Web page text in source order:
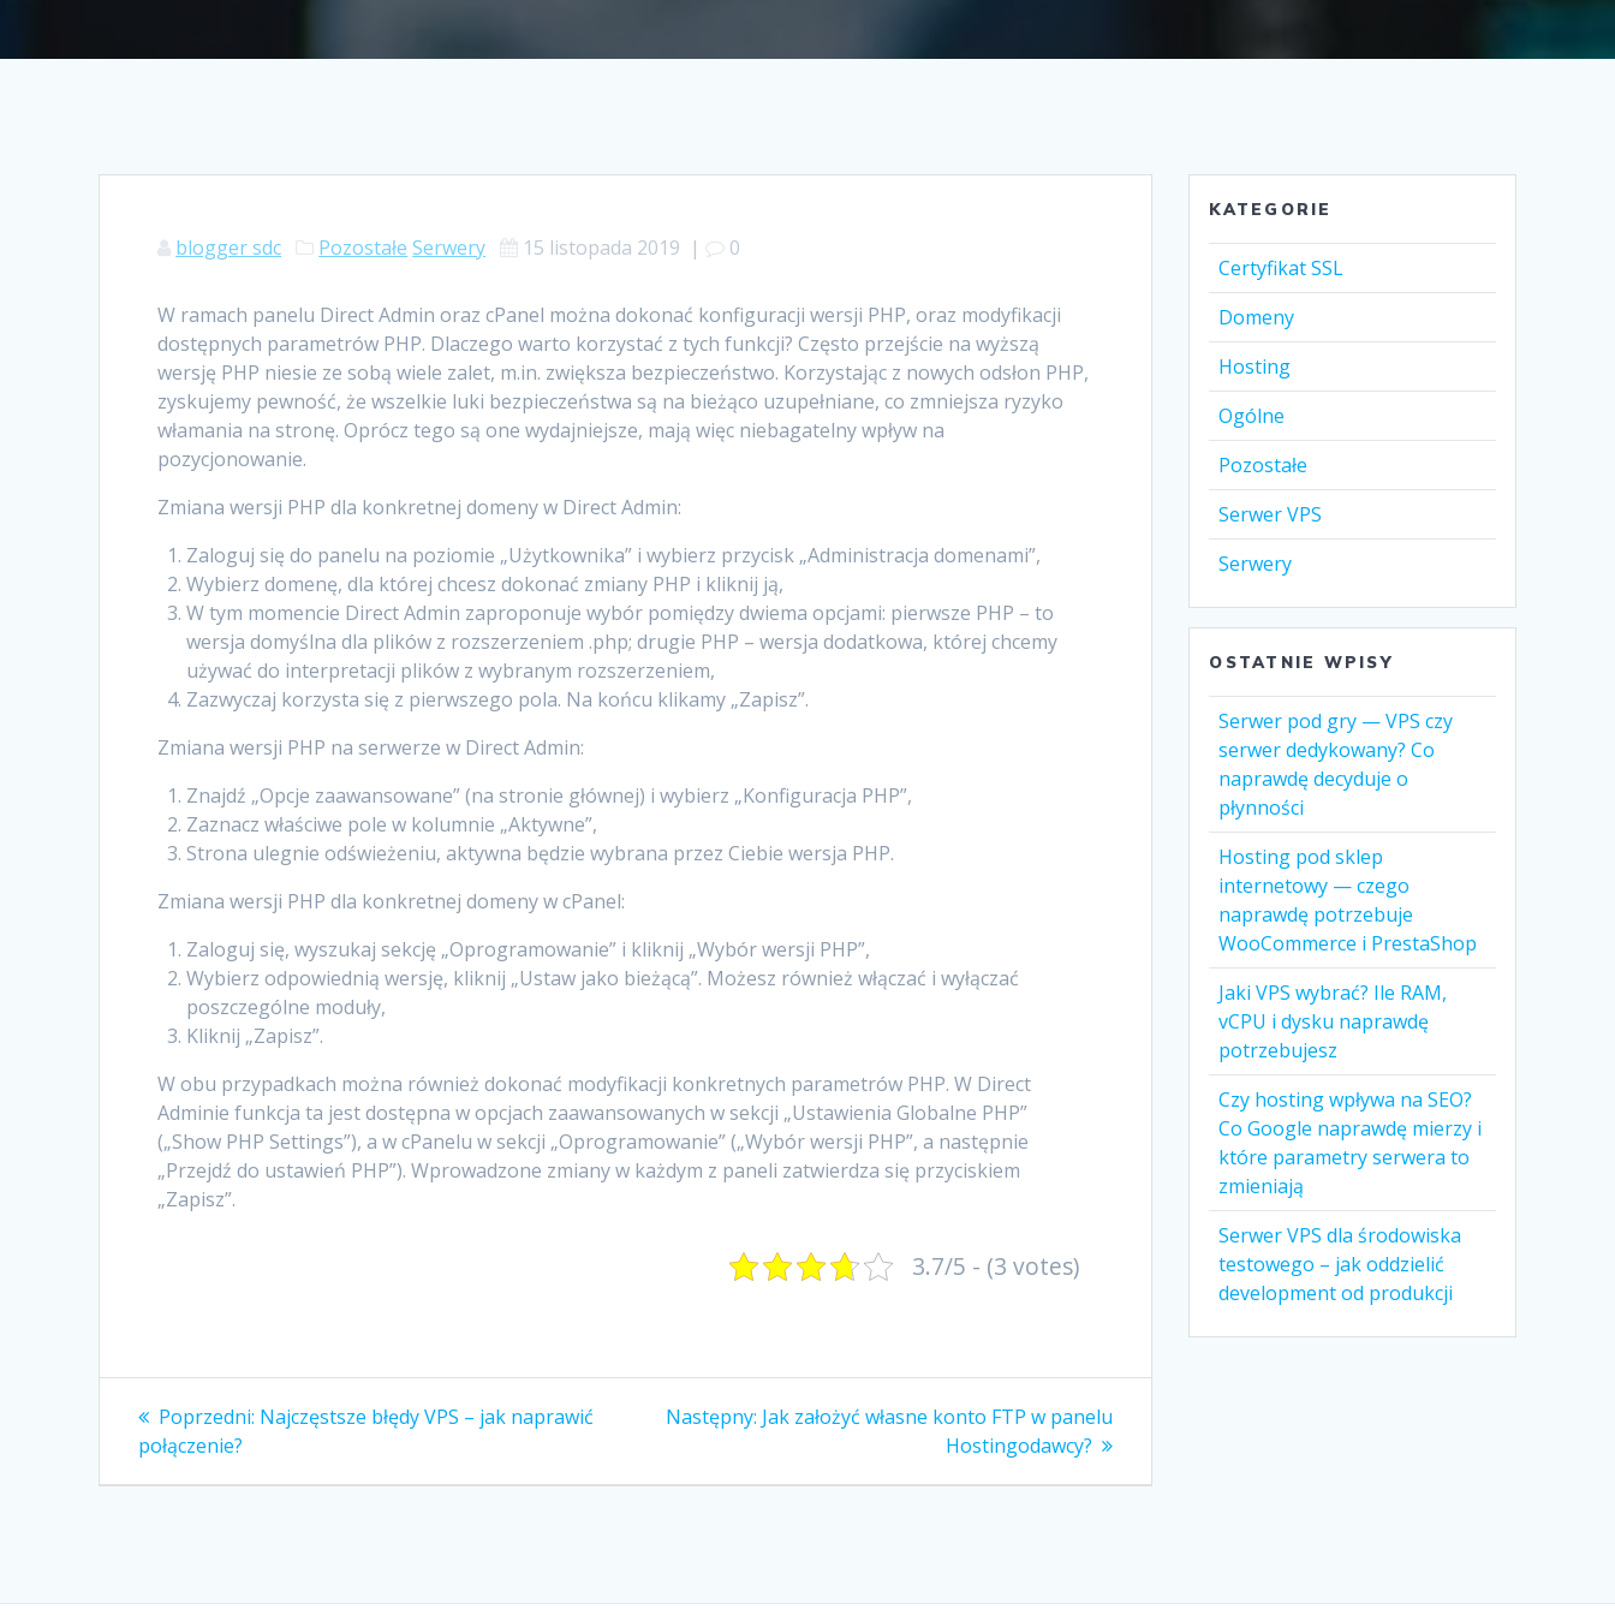
blogger sdc Pozostałe Serwery 15 listopada 2019 | 0
W ramach panelu Direct Admin oraz cPanel można dokonać konfiguracji wersji PHP, oraz modyfikacji
dostępnych parametrów PHP. Dlaczego warto korzystać z tych funkcji? Często przejście na wyższą
wersję PHP niesie ze sobą wiele zalet, m.in. zwiększa bezpieczeństwo. Korzystając z nowych odsłon PHP,
zyskujemy pewność, że wszelkie luki bezpieczeństwa są na bieżąco uzupełniane, co zmniejsza ryzyko
włamania na stronę. Oprócz tego są one wydajniejsze, mają więc niebagatelny wpływ na
pozycjonowanie.
Zmiana wersji PHP dla konkretnej domeny w Direct Admin:
Zaloguj się do panelu na poziomie „Użytkownika” i wybierz przycisk „Administracja domenami”,
Wybierz domenę, dla której chcesz dokonać zmiany PHP i kliknij ją,
W tym momencie Direct Admin zaproponuje wybór pomiędzy dwiema opcjami: pierwsze PHP – to
wersja domyślna dla plików z rozszerzeniem .php; drugie PHP – wersja dodatkowa, której chcemy
używać do interpretacji plików z wybranym rozszerzeniem,
Zazwyczaj korzysta się z pierwszego pola. Na końcu klikamy „Zapisz”.
Zmiana wersji PHP na serwerze w Direct Admin:
Znajdź „Opcje zaawansowane” (na stronie głównej) i wybierz „Konfiguracja PHP”,
Zaznacz właściwe pole w kolumnie „Aktywne”,
Strona ulegnie odświeżeniu, aktywna będzie wybrana przez Ciebie wersja PHP.
Zmiana wersji PHP dla konkretnej domeny w cPanel:
Zaloguj się, wyszukaj sekcję „Oprogramowanie” i kliknij „Wybór wersji PHP”,
Wybierz odpowiednią wersję, kliknij „Ustaw jako bieżącą”. Możesz również włączać i wyłączać
poszczególne moduły,
Kliknij „Zapisz”.
W obu przypadkach można również dokonać modyfikacji konkretnych parametrów PHP. W Direct
Adminie funkcja ta jest dostępna w opcjach zaawansowanych w sekcji „Ustawienia Globalne PHP”
(„Show PHP Settings”), a w cPanelu w sekcji „Oprogramowanie” („Wybór wersji PHP”, a następnie
„Przejdź do ustawień PHP”). Wprowadzone zmiany w każdym z paneli zatwierdza się przyciskiem
„Zapisz”.
3.7/5 - (3 votes)
Nawigacja
wpisu
Poprzedni: Poprzedni
Najczęstsze błędy VPS – jak naprawić
połączenie?
Następny: Następny
Jak założyć własne konto FTP w panelu
Hostingodawcy?
KATEGORIE
Certyfikat SSL
Domeny
Hosting
Ogólne
Pozostałe
Serwer VPS
Serwery
OSTATNIE WPISY
Serwer pod gry — VPS czy
serwer dedykowany? Co
naprawdę decyduje o
płynności
Hosting pod sklep
internetowy — czego
naprawdę potrzebuje
WooCommerce i PrestaShop
Jaki VPS wybrać? Ile RAM,
vCPU i dysku naprawdę
potrzebujesz
Czy hosting wpływa na SEO?
Co Google naprawdę mierzy i
które parametry serwera to
zmieniają
Serwer VPS dla środowiska
testowego – jak oddzielić
development od produkcji